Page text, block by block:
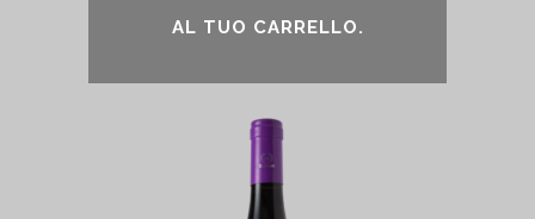
AL TUO CARRELLO.